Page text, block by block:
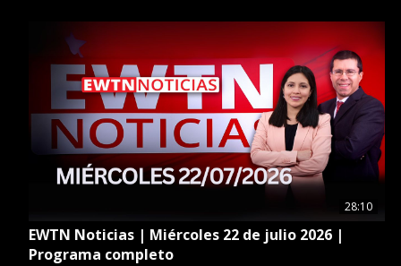
Noticias el embajador ucraniano ante el Vaticano.
28:10
EWTN Noticias | Miércoles 22 de julio 2026 |
Programa completo